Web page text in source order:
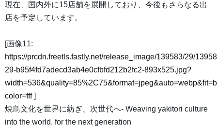
現在、国内外に15店舗を展開しており、今後もさらなる出
店を予定しています。
[画像11:
https://prcdn.freetls.fastly.net/release_image/139583/29/
29-b95f4fd7adecd3ab4e0cfbfd212b2fc2-893x525.jpg?
color=fff]
焼鳥文化を世界に紡ぎ、次世代へ- Weaving yakitori culture
into the world, for the next generation